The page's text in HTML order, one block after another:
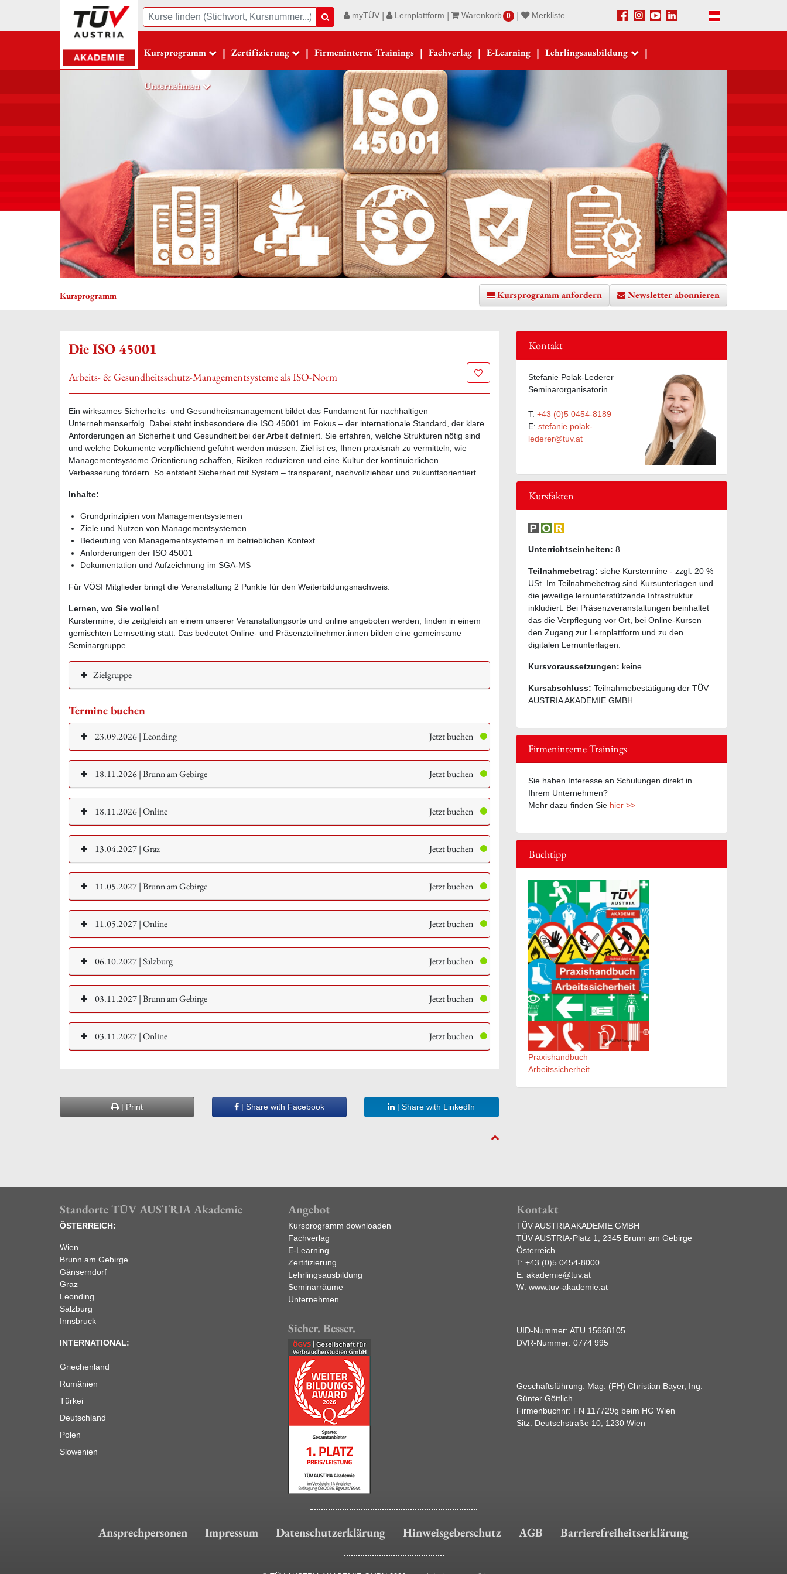
Suche SuchemyTÜV | Lernplattform | Warenkorb 0 | Merkliste Facebook
Instagram
YoutubeLinkedIn Deutsch
Kursprogramm | Zertifizierung | Firmeninterne Trainings | Fachverlag | E-Learning | Lehrlingsausbildung |
Unternehmen
Kursprogramm Kursprogramm anfordern Newsletter abonnieren
Die ISO 45001
Arbeits- & Gesundheitsschutz-Managementsysteme als ISO-Norm Zur Merkliste hinzufügen
Ein wirksames Sicherheits- und Gesundheitsmanagement bildet das Fundament für nachhaltigen
Unternehmenserfolg. Dabei steht insbesondere die ISO 45001 im Fokus – der internationale Standard, der klare
Anforderungen an Sicherheit und Gesundheit bei der Arbeit definiert. Sie erfahren, welche Strukturen nötig sind
und welche Dokumente verpflichtend geführt werden müssen. Ziel ist es, Ihnen praxisnah zu vermitteln, wie
Managementsysteme Orientierung schaffen, Risiken reduzieren und eine Kultur der kontinuierlichen
Verbesserung fördern. So entsteht Sicherheit mit System – transparent, nachvollziehbar und zukunftsorientiert.
Inhalte:
Grundprinzipien von Managementsystemen
Ziele und Nutzen von Managementsystemen
Bedeutung von Managementsystemen im betrieblichen Kontext
Anforderungen der ISO 45001
Dokumentation und Aufzeichnung im SGA-MS
Für VÖSI Mitglieder bringt die Veranstaltung 2 Punkte für den Weiterbildungsnachweis.
Lernen, wo Sie wollen!
Kurstermine, die zeitgleich an einem unserer Veranstaltungsorte und online angeboten werden, finden in einem
gemischten Lernsetting statt. Das bedeutet Online- und Präsenzteilnehmer:innen bilden eine gemeinsame
Seminargruppe.
Zielgruppe
Termine buchen
23.09.2026 | Leonding Jetzt buchen
18.11.2026 | Brunn am Gebirge Jetzt buchen
18.11.2026 | Online Jetzt buchen
13.04.2027 | Graz Jetzt buchen
11.05.2027 | Brunn am Gebirge Jetzt buchen
11.05.2027 | Online Jetzt buchen
06.10.2027 | Salzburg Jetzt buchen
03.11.2027 | Brunn am Gebirge Jetzt buchen
03.11.2027 | Online Jetzt buchen
| Print | Share with Facebook | Share with LinkedIn
to top
Kontakt
Stefanie Polak-Lederer
Seminarorganisatorin
T: +43 (0)5 0454-8189
E: stefanie.polak-
lederer@tuv.at
Kursfakten
Unterrichtseinheiten: 8
Teilnahmebetrag: siehe Kurstermine - zzgl. 20 %
USt. Im Teilnahmebetrag sind Kursunterlagen und
die jeweilige lernunterstützende Infrastruktur
inkludiert. Bei Präsenzveranstaltungen beinhaltet
das die Verpflegung vor Ort, bei Online-Kursen
den Zugang zur Lernplattform und zu den
digitalen Lernunterlagen.
Kursvoraussetzungen: keine
Kursabschluss: Teilnahmebestätigung der TÜV
AUSTRIA AKADEMIE GMBH
Firmeninterne Trainings
Sie haben Interesse an Schulungen direkt in
Ihrem Unternehmen?
Mehr dazu finden Sie hier >>
Buchtipp
Praxishandbuch
Arbeitssicherheit
Standorte TÜV AUSTRIA Akademie
ÖSTERREICH:
Wien
Brunn am Gebirge
Gänserndorf
Graz
Leonding
Salzburg
Innsbruck
INTERNATIONAL:
Griechenland
Rumänien
Türkei
Deutschland
Polen
Slowenien
Angebot
Kursprogramm downloaden
Fachverlag
E-Learning
Zertifizierung
Lehrlingsausbildung
Seminarräume
Unternehmen
Sicher. Besser.
Kontakt
TÜV AUSTRIA AKADEMIE GMBH
TÜV AUSTRIA-Platz 1, 2345 Brunn am Gebirge
Österreich
T: +43 (0)5 0454-8000
E: akademie@tuv.at
W: www.tuv-akademie.at
UID-Nummer: ATU 15668105
DVR-Nummer: 0774 995
Geschäftsführung: Mag. (FH) Christian Bayer, Ing.
Günter Göttlich
Firmenbuchnr: FN 117729g beim HG Wien
Sitz: Deutschstraße 10, 1230 Wien
Ansprechpersonen Impressum Datenschutzerklärung Hinweisgeberschutz AGB Barrierefreiheitserklärung